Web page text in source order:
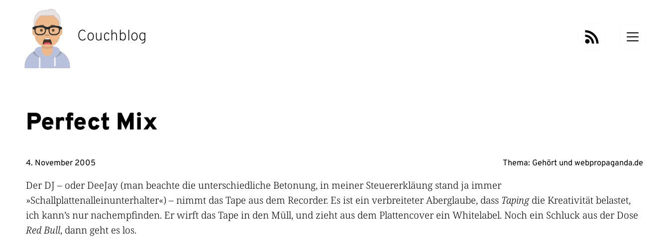
Couchblog
Perfect Mix
4. November 2005 Thema: Gehört undwebpropaganda.de
Der DJ – oder DeeJay (man beachte die unterschiedliche Betonung, in meiner Steuererkläung stand ja immer
»Schallplattenalleinunterhalter«) – nimmt das Tape aus dem Recorder. Es ist ein verbreiteter Aberglaube, dass Tapingdie Kreativität belastet,
ich kann’s nur nachempfinden. Er wirft das Tape in den Müll, und zieht aus dem Plattencover ein Whitelabel. Noch ein Schluck aus der Dose
Red Bull, dann geht es los.